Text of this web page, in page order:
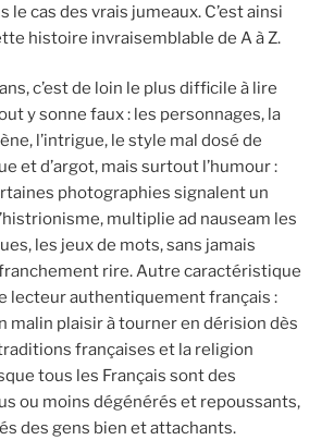
le cas des vrais jumeaux. C’est ainsi
histoire invraisemblable de A à Z.
c’est de loin le plus difficile à lire
y sonne faux : les personnages, la
l’intrigue, le style mal dosé de
et d’argot, mais surtout l’humour :
photographies signalent un
multiplie ad nauseam les
les jeux de mots, sans jamais
rire. Autre caractéristique
lecteur authentiquement français :
malin plaisir à tourner en dérision dès
françaises et la religion
tous les Français sont des
ou moins dégénérés et repoussants,
des gens bien et attachants.